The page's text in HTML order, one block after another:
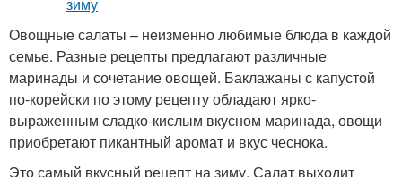
Овощные салаты – неизменно любимые блюда в каждой
семье. Разные рецепты предлагают различные
маринады и сочетание овощей. Баклажаны с капустой
по-корейски по этому рецепту обладают ярко-
выраженным сладко-кислым вкусном маринада, овощи
приобретают пикантный аромат и вкус чеснока.
Это самый вкусный рецепт на зиму. Салат выходит